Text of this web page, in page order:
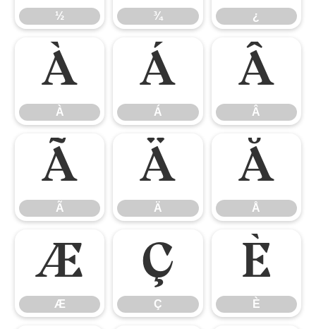
½ ¾ ¿
À
À
Á
Á
Â
Â
Ã
Ã
Ä
Ä
Å
Å
Æ
Æ
Ç
Ç
È
È